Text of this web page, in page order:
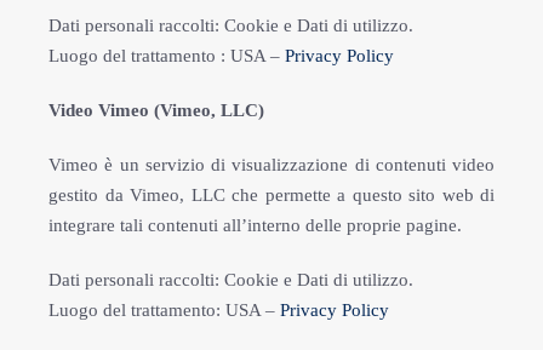
Dati personali raccolti: Cookie e Dati di utilizzo.
Luogo del trattamento : USA – Privacy Policy
Video Vimeo (Vimeo, LLC)
Vimeo è un servizio di visualizzazione di contenuti video
gestito da Vimeo, LLC che permette a questo sito web di
integrare tali contenuti all’interno delle proprie pagine.
Dati personali raccolti: Cookie e Dati di utilizzo.
Luogo del trattamento: USA – Privacy Policy